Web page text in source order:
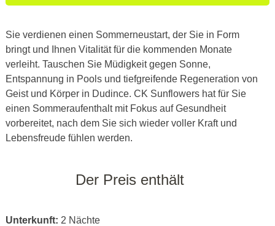
Sie verdienen einen Sommerneustart, der Sie in Form
bringt und Ihnen Vitalität für die kommenden Monate
verleiht. Tauschen Sie Müdigkeit gegen Sonne,
Entspannung in Pools und tiefgreifende Regeneration von
Geist und Körper in Dudince. CK Sunflowers hat für Sie
einen Sommeraufenthalt mit Fokus auf Gesundheit
vorbereitet, nach dem Sie sich wieder voller Kraft und
Lebensfreude fühlen werden.
Der Preis enthält
Unterkunft: 2 Nächte